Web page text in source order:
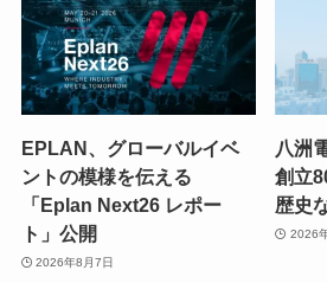
EPLAN、グローバルイベ
ントの模様を伝える
「Eplan Next26 レポー
ト」公開
2026年8月7日
八洲
創立
歴史
2026